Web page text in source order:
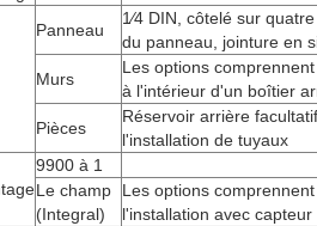
Panneau
1⁄4 DIN, côtelé sur
du panneau, jointure en
Murs
Les options
à l'intérieur d'un boîtier
Pièces
Réservoir arrière
l'installation de tuyaux
9900 à 1
Le champ
(Integral)
Les options
l'installation avec capteur